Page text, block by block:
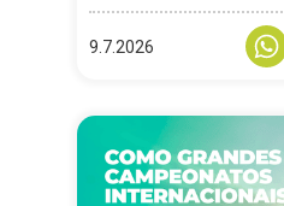
9.7.2026